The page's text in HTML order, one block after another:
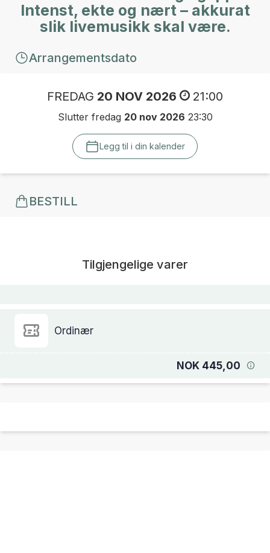
Intenst, ekte og nært – akkurat
slik livemusikk skal være.
Arrangementsdato
FREDAG 20 NOV 2026 21:00
Slutter fredag 20 nov 2026 23:30
Legg til i din kalender
BESTILL
Tilgjengelige varer
Ordinær
NOK 445,00